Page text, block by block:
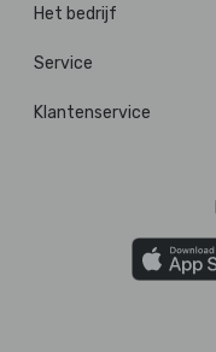
Het bedrijf
Service
Klantenservice